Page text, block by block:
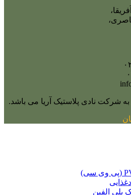
شرکت نادی پلاستیک آریا می‌ باشد.